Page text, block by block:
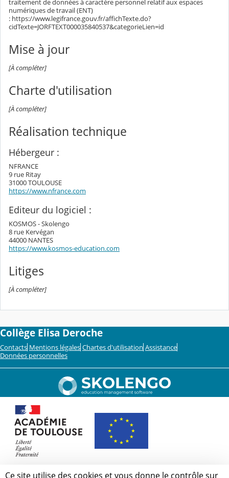
traitement de données à caractère personnel relatif aux espaces
numériques de travail (ENT)
: https://www.legifrance.gouv.fr/affichTexte.do?
cidTexte=JORFTEXT000035840537&categorieLien=id
Mise à jour
[À compléter]
Charte d'utilisation
[À compléter]
Réalisation technique
Hébergeur :
NFRANCE
9 rue Ritay
31000 TOULOUSE
https://www.nfrance.com
Editeur du logiciel :
KOSMOS - Skolengo
8 rue Kervégan
44000 NANTES
https://www.kosmos-education.com
Litiges
[À compléter]
Collège Elisa Deroche
Contacts Mentions légales Chartes d'utilisation Assistance
Données personnelles
Ce site utilise des cookies et vous donne le contrôle sur